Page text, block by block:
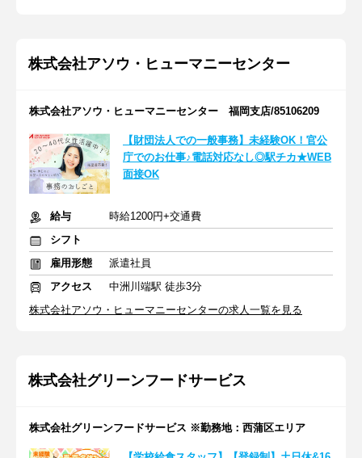
株式会社アソウ・ヒューマニーセンター
株式会社アソウ・ヒューマニーセンター 福岡支店/85106209
【財団法人での一般事務】未経験OK！官公
庁でのお仕事♪電話対応なし◎駅チカ★WEB
面接OK
給与
時給1200円+交通費
シフト
雇用形態
派遣社員
アクセス
中洲川端駅 徒歩3分
株式会社アソウ・ヒューマニーセンターの求人一覧を見る
株式会社グリーンフードサービス
株式会社グリーンフードサービス ※勤務地：西蒲区エリア